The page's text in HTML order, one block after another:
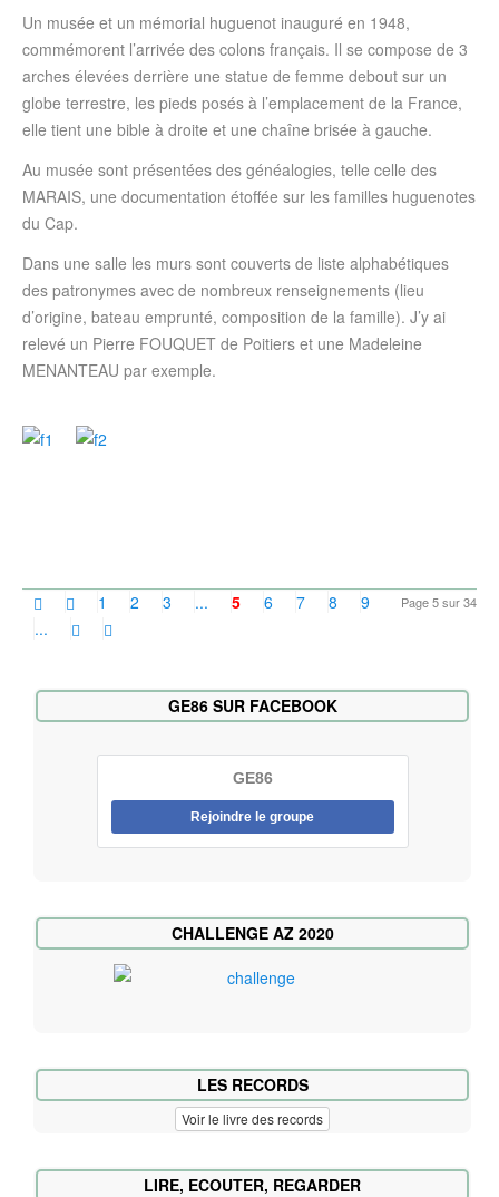
Un musée et un mémorial huguenot inauguré en 1948,
commémorent l’arrivée des colons français. Il se compose de 3
arches élevées derrière une statue de femme debout sur un
globe terrestre, les pieds posés à l’emplacement de la France,
elle tient une bible à droite et une chaîne brisée à gauche.
Au musée sont présentées des généalogies, telle celle des
MARAIS, une documentation étoffée sur les familles huguenotes
du Cap.
Dans une salle les murs sont couverts de liste alphabétiques
des patronymes avec de nombreux renseignements (lieu
d’origine, bateau emprunté, composition de la famille). J’y ai
relevé un Pierre FOUQUET de Poitiers et une Madeleine
MENANTEAU par exemple.
Page 5 sur 34
1 2 3 ... 5 6 7 8
9
...
GE86 SUR FACEBOOK
GE86
Rejoindre le groupe
CHALLENGE AZ 2020
LES RECORDS
Voir le livre des records
LIRE, ECOUTER, REGARDER